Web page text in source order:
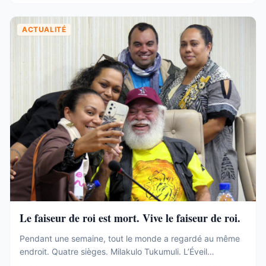
ACTUALITÉ
Le faiseur de roi est mort. Vive le faiseur de roi.
Pendant une semaine, tout le monde a regardé au même
endroit. Quatre sièges. Milakulo Tukumuli. L’Éveil